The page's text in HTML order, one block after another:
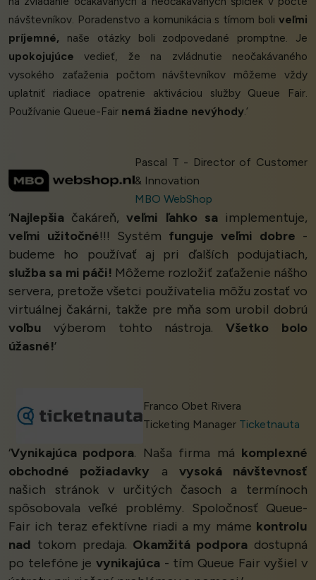
návštevníkov. Poradenstvo a komunikácia s tímom boli veľmi
príjemné, naše otázky boli zodpovedané promptne. Je
upokojujúce vedieť, že na zvládnutie neočakávaného
vysokého zaťaženia počtom návštevníkov môžeme vždy
uplatniť riadiace opatrenie aktiváciou služby Queue Fair.
Používanie Queue-Fair nemá žiadne nevýhody.’
Pascal T - Director of Customer
& Innovation
MBO WebShop
‘Najlepšia čakáreň,veľmi ľahko saimplementuje,
veľmi užitočné!!! Systém funguje veľmi dobre -
budeme ho používať aj pri ďalších podujatiach,
služba sa mi páči! Môžeme rozložiť zaťaženie nášho
servera, pretože všetci používatelia môžu zostať vo
virtuálnej čakárni, takže pre mňa som urobil dobrú
voľbu výberom tohto nástroja.Všetko bolo
úžasné!’
Franco Obet Rivera
Ticketing Manager Ticketnauta
‘Vynikajúca podpora. Naša firma má komplexné
obchodné požiadavky a vysoká návštevnosť
našich stránok v určitých časoch a termínoch
spôsobovala veľké problémy. Spoločnosť Queue-
Fair ich teraz efektívne riadi a my máme kontrolu
nad tokom predaja. Okamžitá podpora dostupná
po telefóne je vynikajúca - tím Queue Fair vyšiel v